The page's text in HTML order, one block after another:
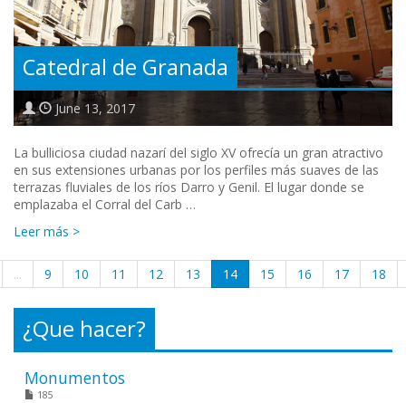
Catedral de Granada
June 13, 2017
La bulliciosa ciudad nazarí del siglo XV ofrecía un gran atractivo
en sus extensiones urbanas por los perfiles más suaves de las
terrazas fluviales de los ríos Darro y Genil. El lugar donde se
emplazaba el Corral del Carb …
Leer más >
... 9 10 11 12 13 14 15 16 17 18
¿Que hacer?
Monumentos
185